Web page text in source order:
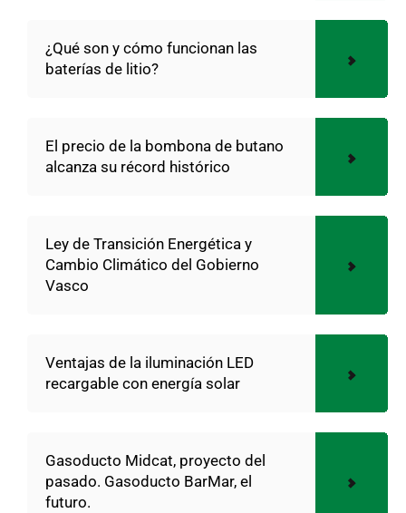
¿Qué son y cómo funcionan las
baterías de litio?
El precio de la bombona de butano
alcanza su récord histórico
Ley de Transición Energética y
Cambio Climático del Gobierno
Vasco
Ventajas de la iluminación LED
recargable con energía solar
Gasoducto Midcat, proyecto del
pasado. Gasoducto BarMar, el
futuro.